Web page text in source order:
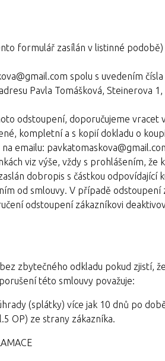
formulář zasílán v listinné podobě)
spolu s uvedením
Pavla Tomášková, Steinerova
odstoupení, doporučujeme vracet
kompletní a s kopií dokladu o
emailu:
viz výše, vždy s prohlášením, že
dobropis s částkou odpovídající
od smlouvy. V případě odstoupení
odstoupení zákazníkovi
zbytečného odkladu pokud zjistí,
této smlouvy považuje:
(splátky) více jak 10 dnů po
OP) ze strany zákazníka.